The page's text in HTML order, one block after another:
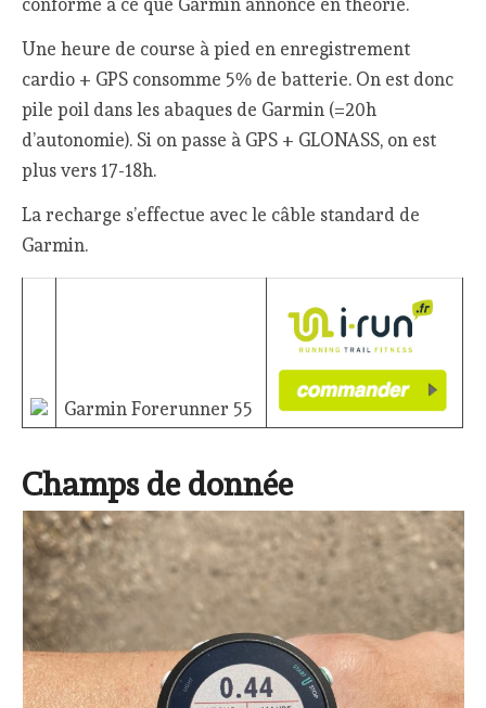
conforme à ce que Garmin annonce en théorie.
Une heure de course à pied en enregistrement
cardio + GPS consomme 5% de batterie. On est donc
pile poil dans les abaques de Garmin (=20h
d’autonomie). Si on passe à GPS + GLONASS, on est
plus vers 17-18h.
La recharge s’effectue avec le câble standard de
Garmin.
Garmin Forerunner 55
Champs de donnée